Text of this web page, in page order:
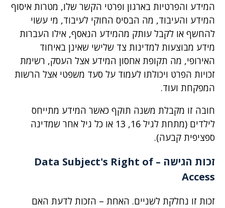
המידע והפרטיות בארגון ופרטי הקשר שלו, מטרות איסוף
המידע והעיבוד, מה הבסיס החוקי לעיבוד, מי עשוי
להחשף או לקבל עותק מהמידע הנאסף, אילו העברות
מידע מבוצעות למדינות צד שלישי שאינן באיחוד
האירופי, מה תקופת אחסון המידע אצל העסק, רשימת
זכויות הפרט ויכולתו לעמוד על סעד משפטי אצל הרשות
המפקחת ועוד.
חובה זו מקבלת משנה תוקף כאשר המידע מתייחס
לילדים (מתחת לגיל 16, 13 או כל גיל אחר שמדינה
ספציפית קבעה).
זכות הגישה – Data Subject's Right of
Access
זכות זו נחלקת לשניים. האחת – הזכות לדעת האם